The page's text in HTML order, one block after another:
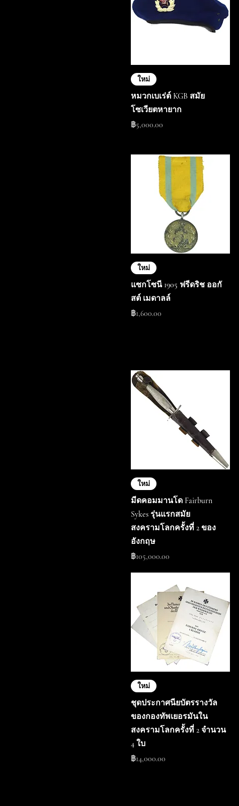
ใหม่
หมวกเบเร่ต์ KGB สมัย
โซเวียตหายาก
ราคา
฿5,000.00
ใหม่
แซกโซนี 1905 ฟรีดริช ออกั
สต์ เมดาลล์
ราคา
฿1,600.00
ใหม่
มีดคอมมานโด Fairburn
Sykes รุ่นแรกสมัย
สงครามโลกครั้งที่ 2 ของ
อังกฤษ
ราคา
฿105,000.00
ใหม่
ชุดประกาศนียบัตรรางวัล
ของกองทัพเยอรมันใน
สงครามโลกครั้งที่ 2 จำนวน
4 ใบ
ราคา
฿14,000.00